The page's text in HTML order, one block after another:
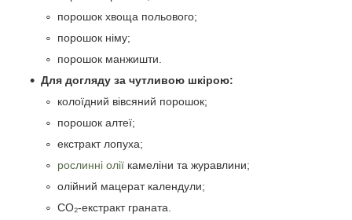
порошок хвоща польового;
порошок німу;
порошок манжишти.
Для догляду за чутливою шкірою:
колоїдний вівсяний порошок;
порошок алтеї;
екстракт лопуха;
рослинні олії камеліни та журавлини;
олійний мацерат календули;
CO₂-екстракт граната.